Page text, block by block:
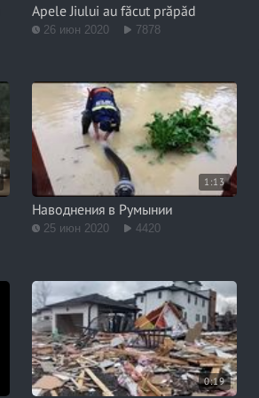
Apele Jiului au făcut prăpăd
26 июн 2020 7878
1:13
Наводнения в Румынии
25 июн 2020 4420
0:19